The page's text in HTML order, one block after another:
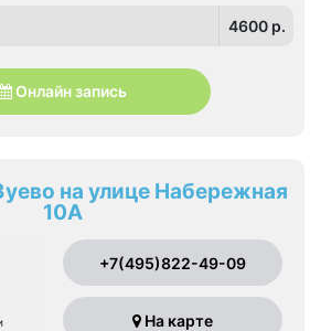
4600 p.
Онлайн запись
на улице Набережная
10А
+7(495)822-49-09
На карте